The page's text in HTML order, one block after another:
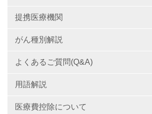
提携医療機関
がん種別解説
よくあるご質問(Q&A)
用語解説
医療費控除について